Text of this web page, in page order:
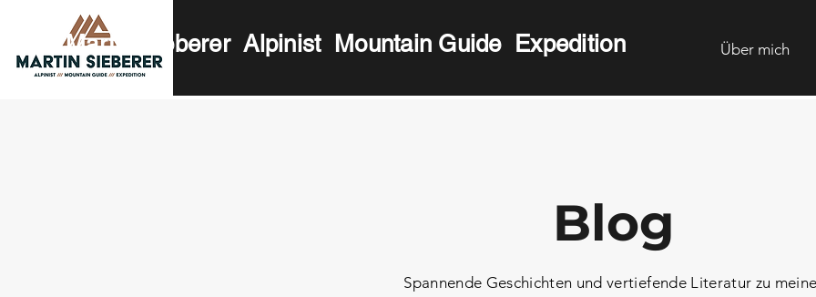
Über mich
Martin Sieberer Alpinist Mountain Guide Expedition
Blog
Spannende Geschichten und vertiefende Literatur zu